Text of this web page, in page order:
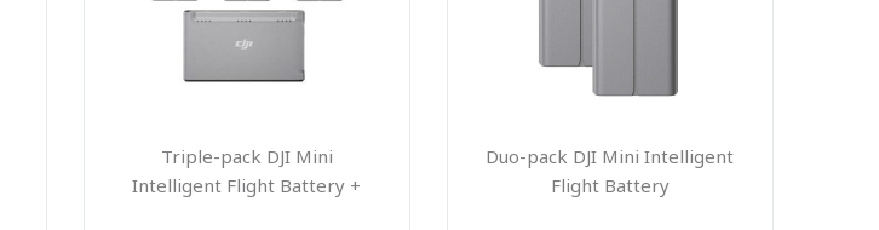
Triple-pack DJI Mini
Intelligent Flight Battery +
Duo-pack DJI Mini Intelligent
Flight Battery